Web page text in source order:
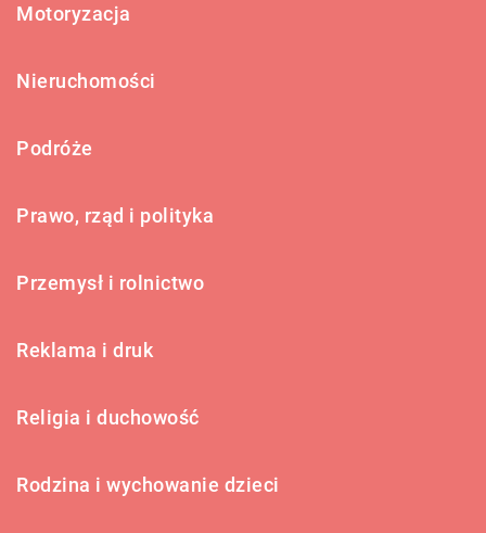
Motoryzacja
Nieruchomości
Podróże
Prawo, rząd i polityka
Przemysł i rolnictwo
Reklama i druk
Religia i duchowość
Rodzina i wychowanie dzieci